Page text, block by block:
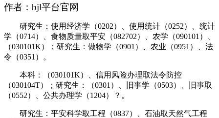
作者：bjl平台官网
研究生：使用经济学（0202）、使用统计（0252）、统计
学（0714）、食物质量取平安（082702）、农学（090101）、
（030101K）；研究生：做物学（0901）、农业（0951）、法
令（0351）。
本科：（030101K）、信用风险办理取法令防控
（030104T）；研究生：（0301）、旧事学（0503）、旧事取
（0552）、公共办理学（1204）？。
研究生：平安科学取工程（0837）、石油取天然气工程